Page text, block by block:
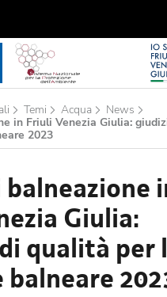
Temi Acqua
News
in Friuli Venezia Giulia:
2023
Giulia:
qualità per